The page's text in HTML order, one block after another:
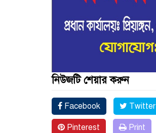
নিউজটি শেয়ার করুন
Facebook Twitter
Pinterest Print